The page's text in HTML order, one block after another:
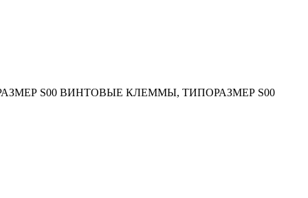
S00 ВИНТОВЫЕ КЛЕММЫ, ТИПОРАЗМЕР S00